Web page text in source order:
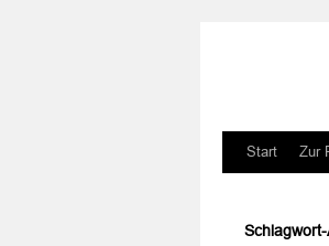
Zum
springen
Start Zur